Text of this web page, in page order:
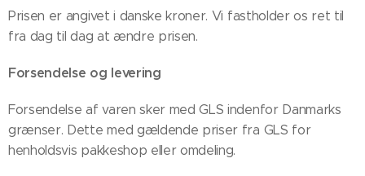
Prisen er angivet i danske kroner. Vi fastholder os ret til
fra dag til dag at ændre prisen.
Forsendelse og levering
Forsendelse af varen sker med GLS indenfor Danmarks
grænser. Dette med gældende priser fra GLS for
henholdsvis pakkeshop eller omdeling.